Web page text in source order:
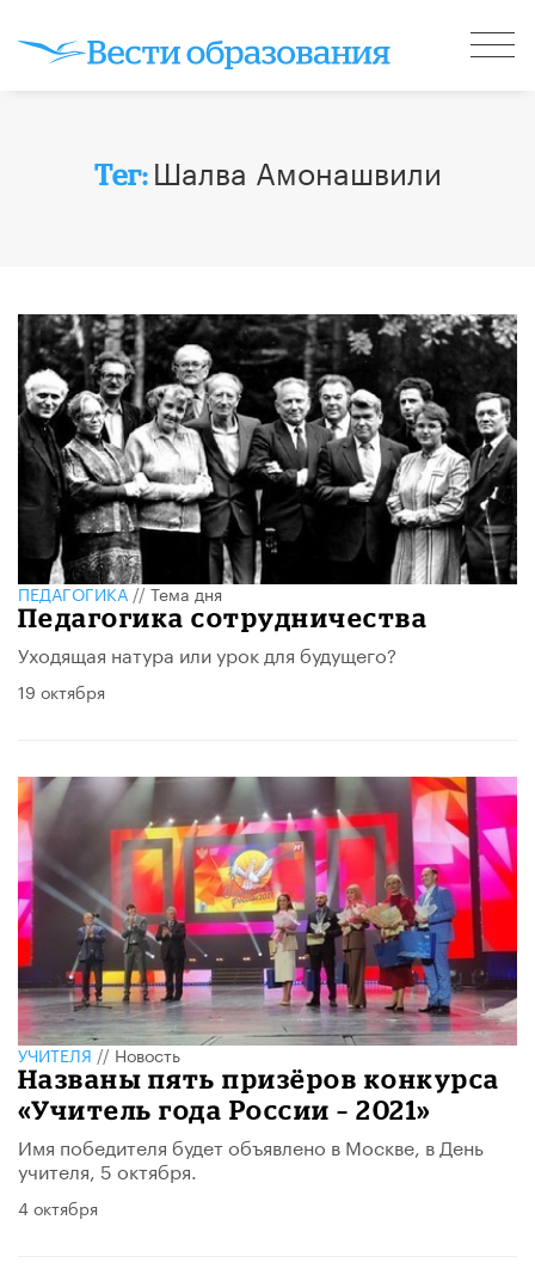
Тег: Шалва Амонашвили
ПЕДАГОГИКА//Тема дня
Педагогика сотрудничества
Уходящая натура или урок для будущего?
19 октября
УЧИТЕЛЯ//Новость
Названы пять призёров конкурса
«Учитель года России – 2021»
Имя победителя будет объявлено в Москве, в День
учителя, 5 октября.
4 октября